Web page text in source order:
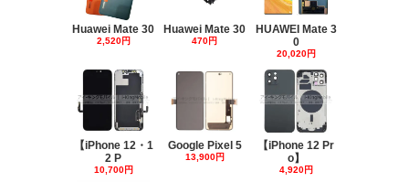
Huawei Mate 30
2,520円
Huawei Mate 30
470円
HUAWEI Mate 3
0
20,020円
【iPhone 12・1
2 P
10,700円
Google Pixel 5
13,900円
【iPhone 12 Pr
o】
4,920円